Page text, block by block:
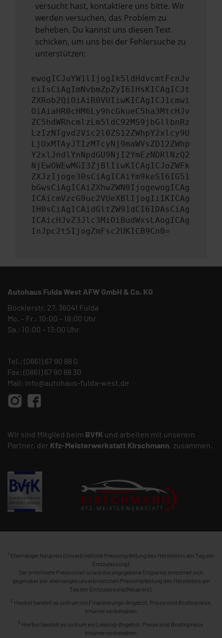
versucht hast, kontaktiere uns bitte. Wir
werden versuchen, das Problem zu
beheben. Du kannst uns diesen Text
schicken, um uns bei der Fehlersuche zu
unterstützen:
ewogICJuYW1lIjogIk5ldHdvcmtFcnJv
ciIsCiAgImNvbmZpZyI6IHsKICAgICJt
ZXRob2QiOiAiR0VUIiwKICAgICJ1cmwi
OiAiaHR0cHM6Ly9hcGkueC5ha3MtcHJv
ZC5hdWRhcmlzLm5ldC92MS9jbGllbnRz
LzIzNTgvd2Vic2l0ZS12ZWhpY2xlcy9U
LjUxMTAyJTIzMTcyNj9maWVsZD12ZWhp
Y2xlJndlYnNpdGU9NjI2YmEzNDRlNzQ2
NjEwOWEwMGI3ZjBlIiwKICAgICJoZWFk
ZXJzIjoge30sCiAgICAiYm9keSI6IG51
bGwsCiAgICAiZXhwZWN0IjogewogICAg
ICAicmVzcG9uc2VUeXBlIjogIiIKICAg
IH0sCiAgICAidGltZW91dCI6IDAsCiAg
ICAicHJvZ3Jlc3MiOiBudWxsLAogICAg
InJpc2t5IjogZmFsc2UKICB9Cn0=
Autohaus Fulda West AFW GmbH & Co. KG
Böcklerstr. 27, 36041 Fulda
Mo. – Fr.: 10:00 – 18:00 Uhr
Sa.: 10:00 – 13:00 Uhr
Tel.: (0661) 67 90 88 0
Fax: (0661) 67 90 88 30
Mail: info@autohaus-fulda-west.de
Wir sind Mitglied beim BVfK und arbeiten mit unserem
Partner, der Kfz-Meisterwerkstatt Kirschmann, zusammen.
1 Ehemaliger Neupreis (Unverbindliche Preisempfehlung des Herstellers am Tag der
Erstzulassung).
Der errechnete Preisvorteil sowie die angegebene Ersparnis errechnet sich
gegenüber der ehemaligen unverbindlichen Preisempfehlung des Herstellers am
Tag der Erstzulassung (Neupreis).
2 Hierbei handelt es sich um ein Finanzierungs-Angebot. Preise sind Bruttopreise.
Irrtümer vorbehalten.
3 Hierbei handelt es sich um ein Leasing-Angebot. Preise sind Bruttopreise.
Irrtümer vorbehalten.